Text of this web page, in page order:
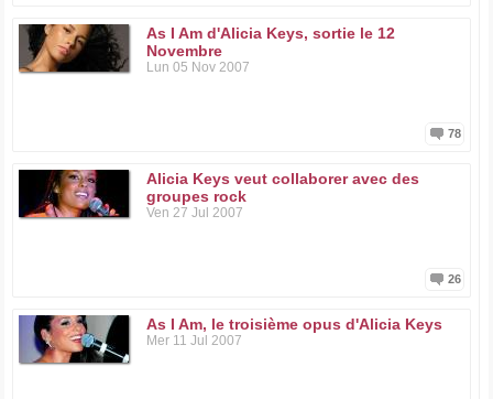
As I Am d'Alicia Keys, sortie le 12
Novembre
Lun 05 Nov 2007
78
Alicia Keys veut collaborer avec des
groupes rock
Ven 27 Jul 2007
26
As I Am, le troisième opus d'Alicia Keys
Mer 11 Jul 2007